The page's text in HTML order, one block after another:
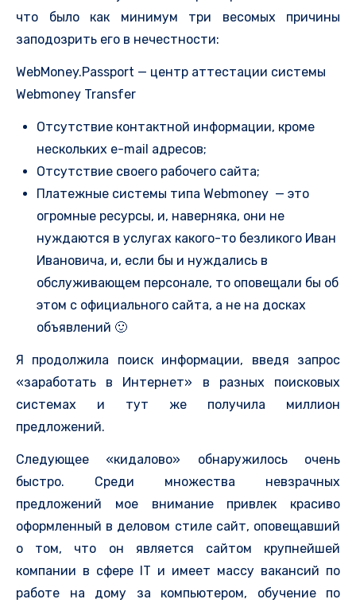
что было как минимум три весомых причины
заподозрить его в нечестности:
WebMoney.Passport — центр аттестации системы
Webmoney Transfer
Отсутствие контактной информации, кроме
нескольких e-mail адресов;
Отсутствие своего рабочего сайта;
Платежные системы типа Webmoney — это
огромные ресурсы, и, наверняка, они не
нуждаются в услугах какого-то безликого Иван
Ивановича, и, если бы и нуждались в
обслуживающем персонале, то оповещали бы об
этом с официального сайта, а не на досках
объявлений 🙂
Я продолжила поиск информации, введя запрос
«заработать в Интернет» в разных поисковых
системах и тут же получила миллион
предложений.
Следующее «кидалово» обнаружилось очень
быстро. Среди множества невзрачных
предложений мое внимание привлек красиво
оформленный в деловом стиле сайт, оповещавший
о том, что он является сайтом крупнейшей
компании в сфере IT и имеет массу вакансий по
работе на дому за компьютером, обучение по